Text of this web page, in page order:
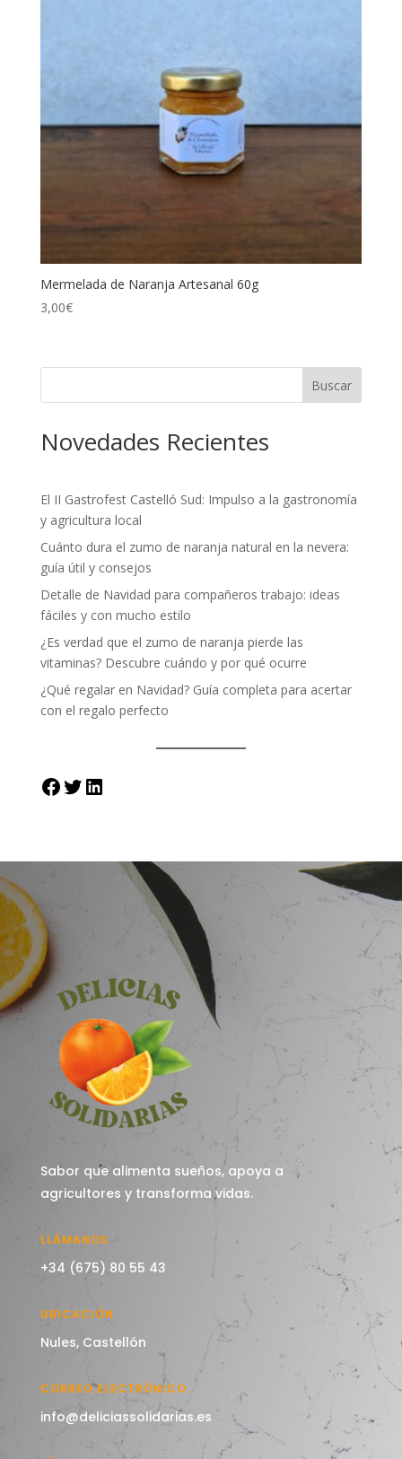
Mermelada de Naranja Artesanal 60g
3,00€
Buscar
Novedades Recientes
El II Gastrofest Castelló Sud: Impulso a la gastronomía
y agricultura local
Cuánto dura el zumo de naranja natural en la nevera:
guía útil y consejos
Detalle de Navidad para compañeros trabajo: ideas
fáciles y con mucho estilo
¿Es verdad que el zumo de naranja pierde las
vitaminas? Descubre cuándo y por qué ocurre
¿Qué regalar en Navidad? Guía completa para acertar
con el regalo perfecto
Facebook
Twitter
Sabor que alimenta sueños, apoya a
agricultores y transforma vidas.
LLÁMANOS
+34 (675) 80 55 43
UBICACIÓN
Nules, Castellón
CORREO ELECTRÓNICO
info@deliciassolidarias.es